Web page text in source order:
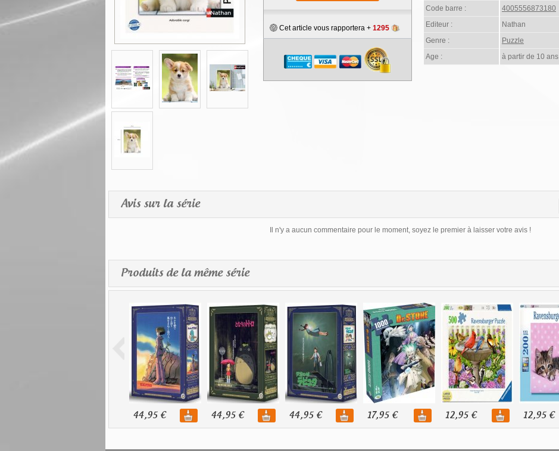
Cet article vous rapportera + 1295
Code barre :
4005556873180
Editeur :
Nathan
Genre :
Puzzle
Age :
à partir de 10 ans
Avis sur la série
Il n'y a aucun commentaire pour le moment, soyez le premier à laisser votre avis !
Produits de la même série
44,95 € 44,95 € 44,95 € 17,95 € 12,95 € 12,95 €